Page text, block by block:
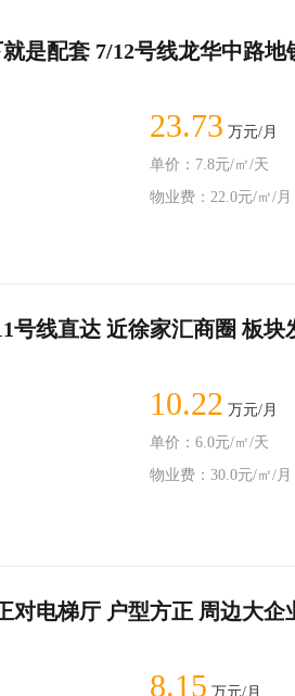
是配套 7/12号线龙华中路地
23.73 万元/月
单价：7.8元/㎡/天
物业费：22.0元/㎡/月
号线直达 近徐家汇商圈 板块
10.22 万元/月
单价：6.0元/㎡/天
物业费：30.0元/㎡/月
对电梯厅 户型方正 周边大企
8.15 万元/月